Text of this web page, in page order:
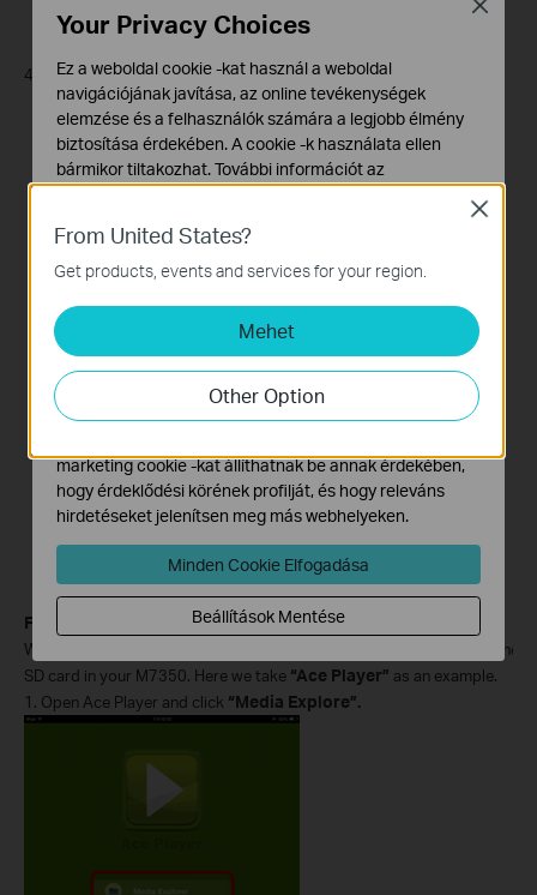
4. Now we can access the filesofthe micro SD cardin your M7350
For IOS device:
We also need to use some APP on IOS device to access the files of the
SD card in your M7350. Here we take “Ace Player” as an example.
1. Open Ace Player and click “Media Explore”.
From United States?
Get products, events and services for your region.
Mehet
Other Option
Close
Your Privacy Choices
Ez a weboldal cookie -kat használ a weboldal
navigációjának javítása, az online tevékenységek
elemzése és a felhasználók számára a legjobb élmény
biztosítása érdekében. A cookie -k használata ellen
bármikor tiltakozhat. További információt az
Alap Cookie-k
Ezek a cookie -k a webhely működéséhez szükségesek,
és nem tilthatók le a rendszereiben.
Marketing és Elemző Cookie-k
Az elemző cookie -k lehetővé teszik számunkra, hogy
elemezzük weboldalunkon végzett tevékenységeit, hogy
javítsuk és módosítsuk webhelyünk működését.
marketing cookie -kat állíthatnak be annak érdekében,
hogy érdeklődési körének profilját, és hogy releváns
hirdetéseket jelenítsen meg más webhelyeken.
Minden Cookie Elfogadása
Beállítások Mentése
Close